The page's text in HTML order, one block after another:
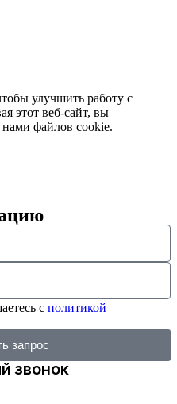
улучшить работу с
этот веб-сайт, вы
нами файлов cookie.
с политикой
запрос
звонок